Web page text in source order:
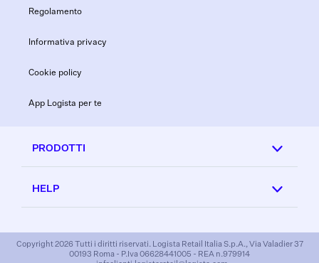
Regolamento
Informativa privacy
Cookie policy
App Logista per te
PRODOTTI
HELP
Copyright 2026 Tutti i diritti riservati. Logista Retail Italia S.p.A., Via Valadier 37
00193 Roma - P.Iva 06628441005 - REA n.979914